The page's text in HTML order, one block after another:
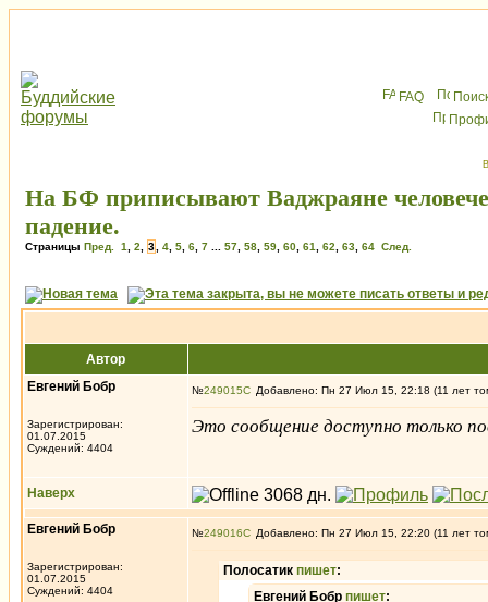
FAQ
На БФ приписывают Ваджраяне
падение.
Страницы Пред. 1 2 3 4 5 6 7 57 58 59 60 61 62 63 64 След.
Автор
Евгений Бобр
Зарегистрирован:
01.07.2015
Суждений: 4404
№249015 Добавлено: Пн 27 Июл 15, 22:18 (11 лет
Это сообщение доступно только
Наверх
Евгений Бобр
Зарегистрирован:
01.07.2015
Суждений: 4404
№249016 Добавлено: Пн 27 Июл 15, 22:20 (11 лет
Полосатик пишет:
Евгений Бобр пишет: